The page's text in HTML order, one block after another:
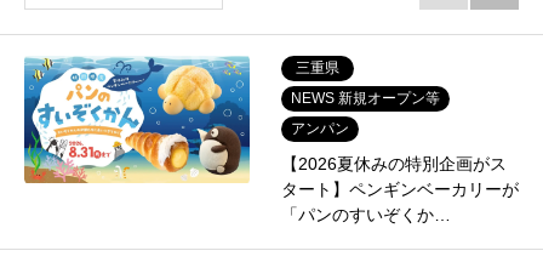
三重県
NEWS 新規オープン等
アンパン
【2026夏休みの特別企画がス
タート】ペンギンベーカリーが
「パンのすいぞくか…